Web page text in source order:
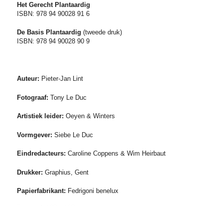
Het Gerecht Plantaardig
ISBN: 978 94 90028 91 6
De Basis Plantaardig (tweede druk)
ISBN: 978 94 90028 90 9
Auteur: Pieter-Jan Lint
Fotograaf: Tony Le Duc
Artistiek leider: Oeyen & Winters
Vormgever: Siebe Le Duc
Eindredacteurs: Caroline Coppens & Wim Heirbaut
Drukker: Graphius, Gent
Papierfabrikant: Fedrigoni benelux